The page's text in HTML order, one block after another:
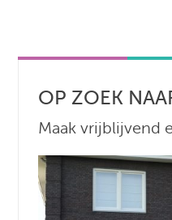
OP ZOEK
Maak vrijblijvend